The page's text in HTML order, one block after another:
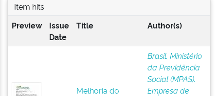
Item hits:
Preview
Issue
Date
Title Author(s)
Melhoria do
Brasil. Ministério
da Previdência
Social (MPAS).
Empresa de